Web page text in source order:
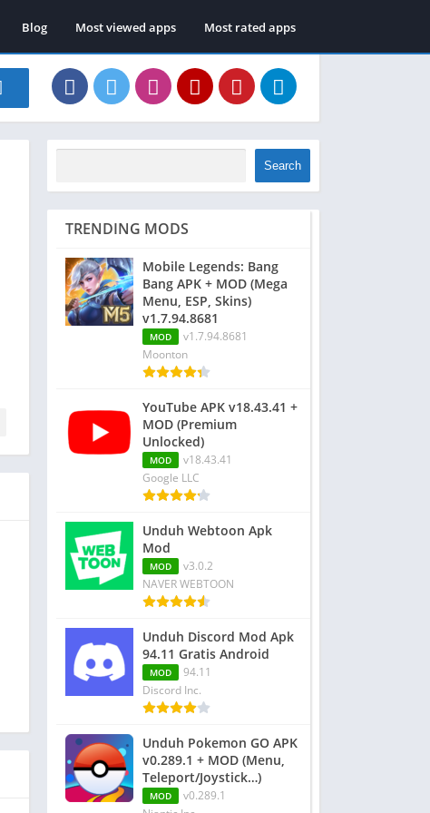
Blog Most viewed apps Most rated apps
Search
TRENDING MODS
Mobile Legends: Bang
Bang APK + MOD (Mega
Menu, ESP, Skins)
v1.7.94.8681
MOD
v1.7.94.8681
Moonton
YouTube APK v18.43.41 +
MOD (Premium
Unlocked)
MOD
v18.43.41
Google LLC
Unduh Webtoon Apk
Mod
MOD
v3.0.2
NAVER WEBTOON
Unduh Discord Mod Apk
94.11 Gratis Android
MOD
94.11
Discord Inc.
Unduh Pokemon GO APK
v0.289.1 + MOD (Menu,
Teleport/Joystick…)
MOD
v0.289.1